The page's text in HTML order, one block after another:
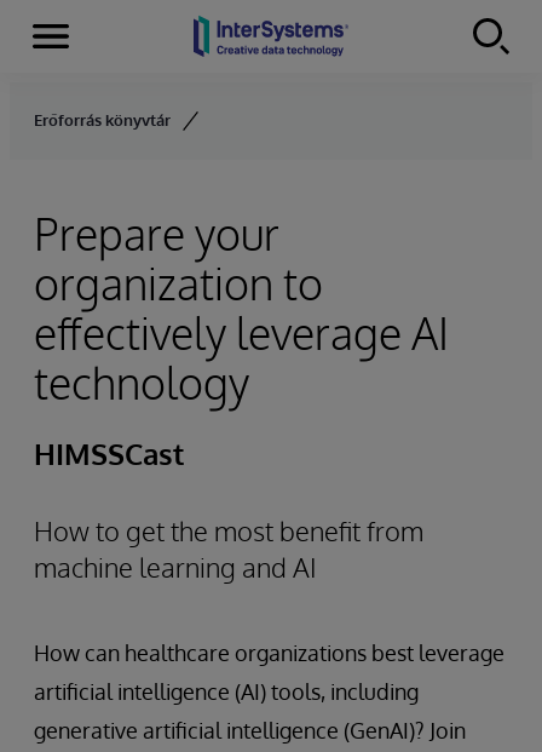
Skip to content
Menu
Erőforrás könyvtár
Prepare your
organization to
effectively leverage AI
technology
HIMSSCast
How to get the most benefit from
machine learning and AI
How can healthcare organizations best leverage
artificial intelligence (AI) tools, including
generative artificial intelligence (GenAI)? Join